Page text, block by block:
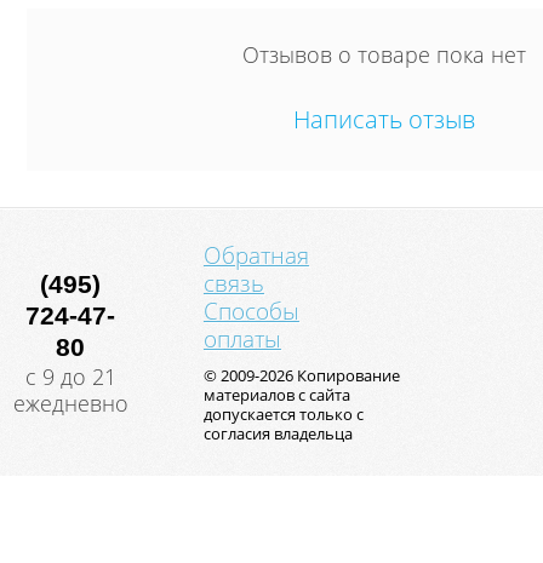
Отзывов о товаре пока нет
Написать отзыв
(495)
724-47-
80
с 9 до 21
ежедневно
Обратная
связь
Способы
оплаты
© 2009-2026 Копирование
материалов с сайта
допускается только с
согласия владельца